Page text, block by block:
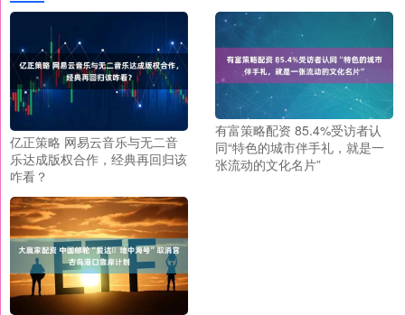
亿正策略 网易云音乐与无二音
乐达成版权合作，经典再回归该
咋看？
有富策略配资 85.4%受访者认
同“特色的城市伴手礼，就是一
张流动的文化名片”